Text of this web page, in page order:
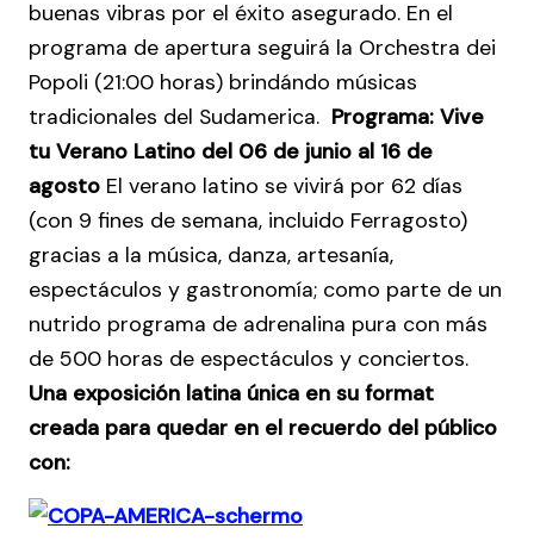
buenas vibras por el éxito asegurado. En el
programa de apertura seguirá la Orchestra dei
Popoli (21:00 horas) brindándo músicas
tradicionales del Sudamerica. Programa: Vive
tu Verano Latino del 06 de junio al 16 de
agosto El verano latino se vivirá por 62 días
(con 9 fines de semana, incluido Ferragosto)
gracias a la música, danza, artesanía,
espectáculos y gastronomía; como parte de un
nutrido programa de adrenalina pura con más
de 500 horas de espectáculos y conciertos.
Una exposición latina única en su format
creada para quedar en el recuerdo del público
con: